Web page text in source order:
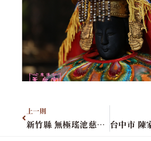
上一則
新竹縣 無極瑤池慈心宮